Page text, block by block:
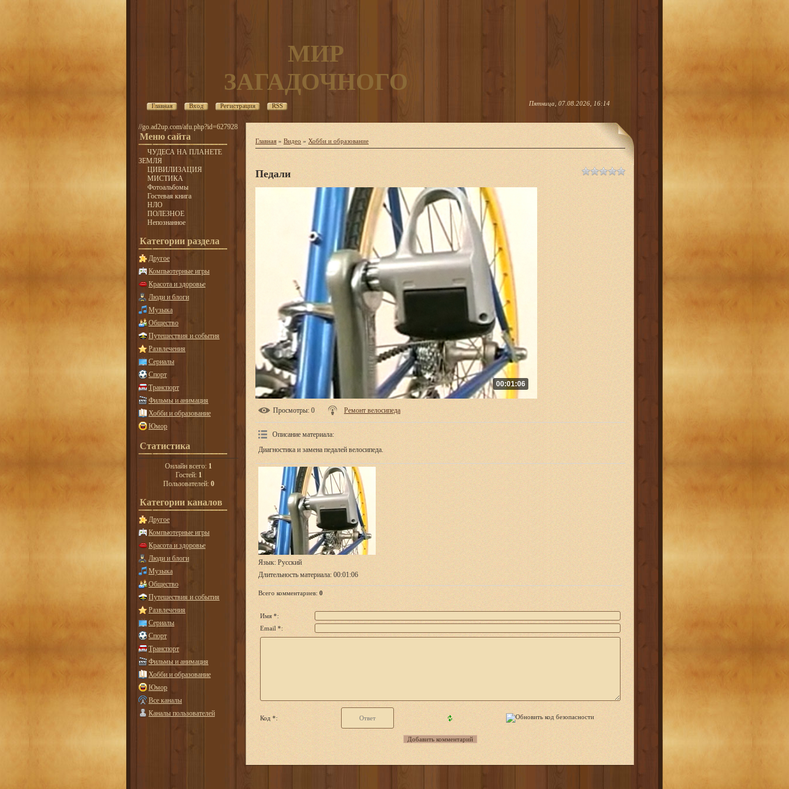
МИР
ЗАГАДОЧНОГО
Главная Вход Регистрация RSS Пятница, 07.08.2026, 16:14
//go.ad2up.com/afu.php?id=627928
Меню сайта
ЧУДЕСА НА ПЛАНЕТЕ
ЗЕМЛЯ
ЦИВИЛИЗАЦИЯ
МИСТИКА
Фотоальбомы
Гостевая книга
НЛО
ПОЛЕЗНОЕ
Непознанное
Категории раздела
Другое
Компьютерные игры
Красота и здоровье
Люди и блоги
Музыка
Общество
Путешествия и события
Развлечения
Сериалы
Спорт
Транспорт
Фильмы и анимация
Хобби и образование
Юмор
Статистика
Онлайн всего: 1
Гостей: 1
Пользователей: 0
Категории каналов
Другое
Компьютерные игры
Красота и здоровье
Люди и блоги
Музыка
Общество
Путешествия и события
Развлечения
Сериалы
Спорт
Транспорт
Фильмы и анимация
Хобби и образование
Юмор
Все каналы
Каналы пользователей
Главная » Видео » Хобби и образование
Педали
00:01:06
Просмотры: 0 Ремонт велосипеда
Описание материала:
Диагностика и замена педалей велосипеда.
Язык: Русский
Длительность материала: 00:01:06
Всего комментариев: 0
Имя *:
Email *:
Код *: